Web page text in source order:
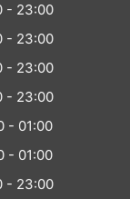
- 23:00
- 23:00
- 23:00
- 23:00
- 01:00
- 01:00
- 23:00